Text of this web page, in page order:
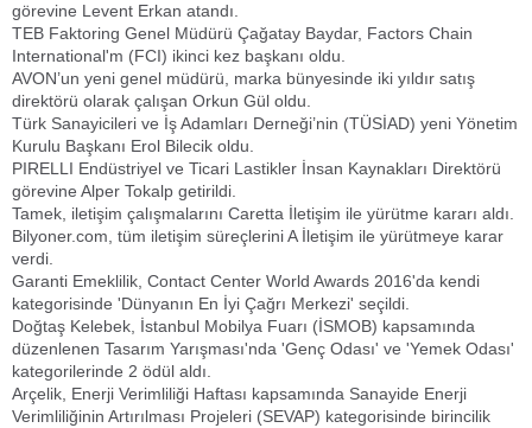
görevine Levent Erkan atandı.
TEB Faktoring Genel Müdürü Çağatay Baydar, Factors Chain
International'm (FCI) ikinci kez başkanı oldu.
AVON’un yeni genel müdürü, marka bünyesinde iki yıldır satış
direktörü olarak çalışan Orkun Gül oldu.
Türk Sanayicileri ve İş Adamları Derneği’nin (TÜSİAD) yeni Yönetim
Kurulu Başkanı Erol Bilecik oldu.
PIRELLI Endüstriyel ve Ticari Lastikler İnsan Kaynakları Direktörü
görevine Alper Tokalp getirildi.
Tamek, iletişim çalışmalarını Caretta İletişim ile yürütme kararı aldı.
Bilyoner.com, tüm iletişim süreçlerini A İletişim ile yürütmeye karar
verdi.
Garanti Emeklilik, Contact Center World Awards 2016'da kendi
kategorisinde 'Dünyanın En İyi Çağrı Merkezi' seçildi.
Doğtaş Kelebek, İstanbul Mobilya Fuarı (İSMOB) kapsamında
düzenlenen Tasarım Yarışması'nda 'Genç Odası' ve 'Yemek Odası'
kategorilerinde 2 ödül aldı.
Arçelik, Enerji Verimliliği Haftası kapsamında Sanayide Enerji
Verimliliğinin Artırılması Projeleri (SEVAP) kategorisinde birincilik